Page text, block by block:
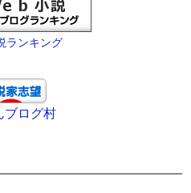
ランキング
ブログ村